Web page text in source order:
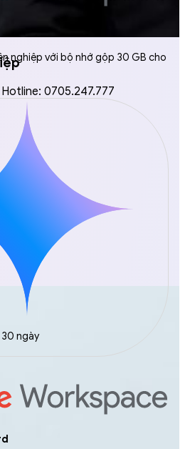
0705.247.777
nghiệp với bộ nhớ gộp 30 GB cho
ngày